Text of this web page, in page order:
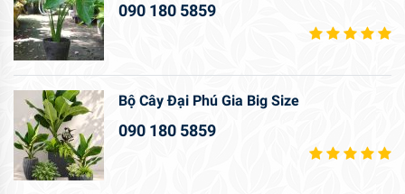
090 180 5859
Bộ Cây Đại Phú Gia Big Size
090 180 5859